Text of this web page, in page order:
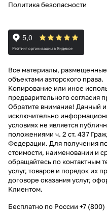
Политика безопасности
Все материалы,
объектами авторского права.
Копирование или иное
предварительного согласия
Обратите внимание! Данный
исключительно
условиях не является
положениями ч. 2 ст. 437
Федерации. Для получения
стоимости, наименовании и
обращайтесь по контактным
услуг, товаров и порядок их
договоре оказания услуг,
Клиентом.
Бесплатно по России +7